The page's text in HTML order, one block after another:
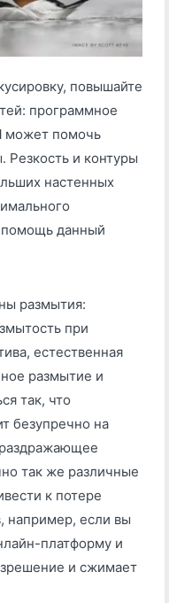
повышайте
программное
может помочь
Резкость и контуры
настенных
помощь данный
размытия:
при
естественная
размытие и
так, что
безупречно на
так же различные
к потере
например, если вы
платформу и
и сжимает